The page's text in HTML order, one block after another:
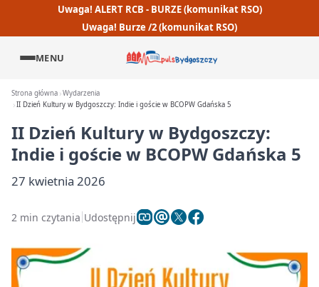
Uwaga! ALERT RCB - BURZE (komunikat RSO)
Uwaga! Burze /2 (komunikat RSO)
MENU
Strona główna Wydarzenia
II Dzień Kultury w Bydgoszczy: Indie i goście w BCOPW Gdańska 5
II Dzień Kultury w Bydgoszczy:
Indie i goście w BCOPW Gdańska 5
27 kwietnia 2026
2 min czytania Udostępnij